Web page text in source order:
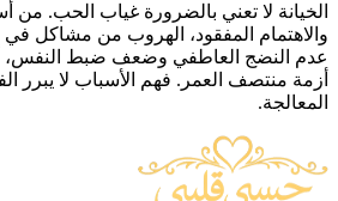
الخيانة لا تعني بالضرورة غياب الحب. من
والاهتمام المفقود، الهروب من مشاكل في
عدم النضج العاطفي وضعف ضبط النفس،
أزمة منتصف العمر. فهم الأسباب لا يبرر
المعالجة.